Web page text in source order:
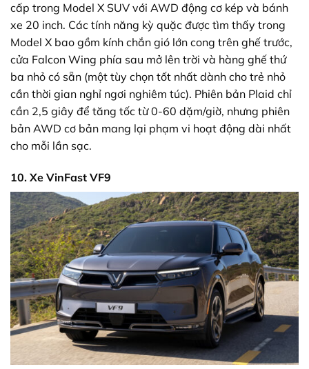
cấp trong Model X SUV với AWD động cơ kép và bánh
xe 20 inch. Các tính năng kỳ quặc được tìm thấy trong
Model X bao gồm kính chắn gió lớn cong trên ghế trước,
cửa Falcon Wing phía sau mở lên trời và hàng ghế thứ
ba nhỏ có sẵn (một tùy chọn tốt nhất dành cho trẻ nhỏ
cần thời gian nghỉ ngơi nghiêm túc). Phiên bản Plaid chỉ
cần 2,5 giây để tăng tốc từ 0-60 dặm/giờ, nhưng phiên
bản AWD cơ bản mang lại phạm vi hoạt động dài nhất
cho mỗi lần sạc.
10. Xe VinFast VF9